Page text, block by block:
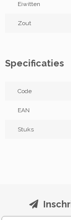
Eiwitten
Zout
Specificaties
Code
EAN
Stuks